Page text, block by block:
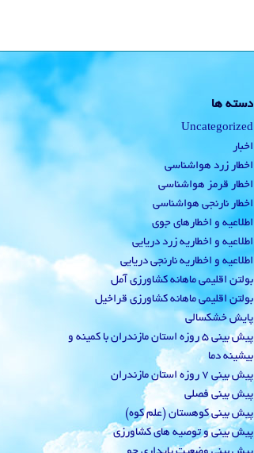
دسته ها
Uncategorized
اخبار
اخطار زرد هواشناسی
اخطار قرمز هواشناسی
اخطار نارنجی هواشناسی
اطلاعیه و اخطارهای جوی
اطلاعیه و اخطاریه زرد دریایی
اطلاعیه و اخطاریه نارنجی دریایی
بولتن اقلیمی ماهانه کشاورزی آمل
بولتن اقلیمی ماهانه کشاورزی قراخیل
پایش خشکسالی
پیش بینی 5 روزه استان مازندران با کمینه و
بیشینه دما
پیش بینی 7 روزه استان مازندران
پیش بینی فصلی
پیش بینی کوهستان (علم کوه)
پیش بینی و توصیه های کشاورزی